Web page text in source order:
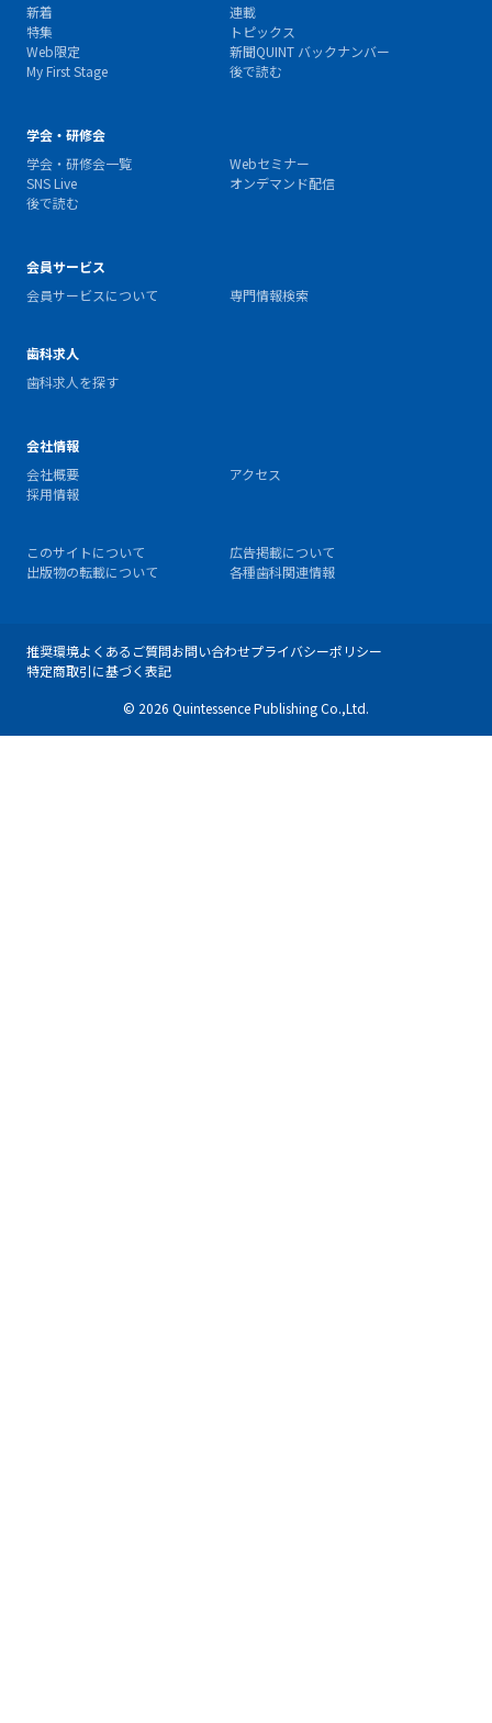
新着
連載
特集
トピックス
Web限定
新聞QUINT バックナンバー
My First Stage
後で読む
学会・研修会
学会・研修会一覧
Webセミナー
SNS Live
オンデマンド配信
後で読む
会員サービス
会員サービスについて
専門情報検索
歯科求人
歯科求人を探す
会社情報
会社概要
アクセス
採用情報
このサイトについて
広告掲載について
出版物の転載について
各種歯科関連情報
推奨環境よくあるご質問お問い合わせプライバシーポリシー
特定商取引に基づく表記
© 2026 Quintessence Publishing Co.,Ltd.